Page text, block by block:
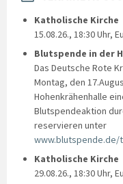
Katholische Kirche
15.08.26., 18:30 Uhr,
Blutspende in der
Das Deutsche Rote
Montag, den
Hohenkrähenhalle
Blutspendeaktion
reservieren unter
www.blutspende.de/
Katholische Kirche
29.08.26., 18:30 Uhr,